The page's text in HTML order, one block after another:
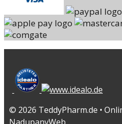
© 2026 TeddyPharm.de •